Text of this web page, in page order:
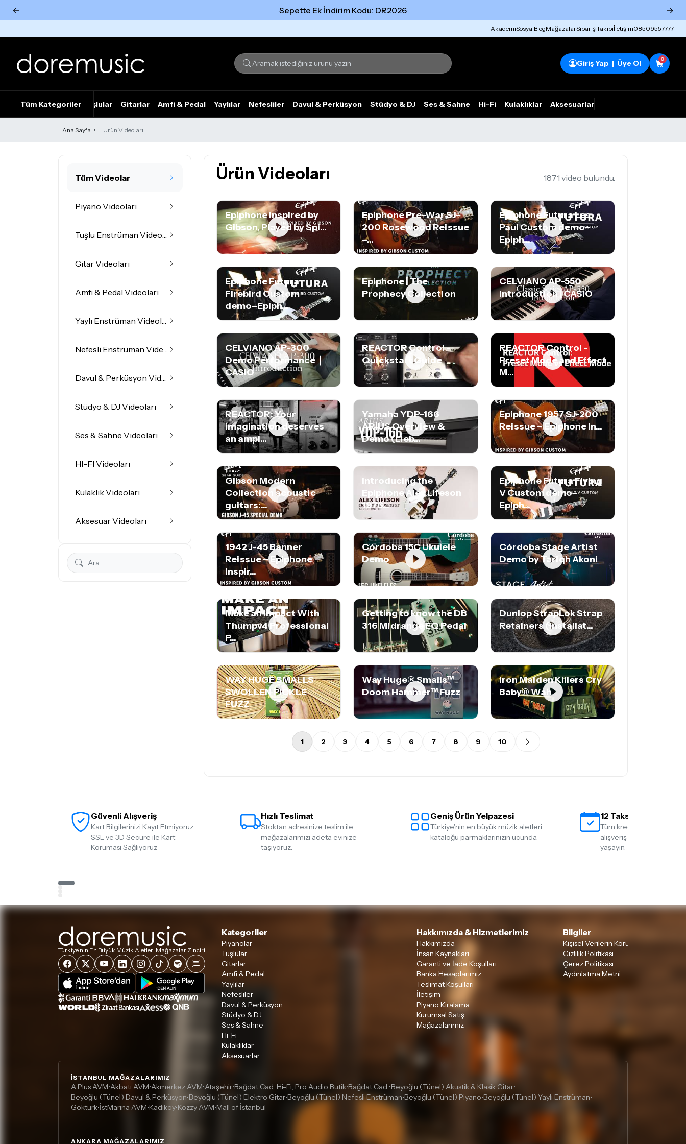
← Sepette Ek İndirim Kodu: DR2026 →
AkademiSosyalBlogMağazalarSipariş Takibiİletişim08509557777
Giriş Yap | Üye Ol 0
Tüm Kategoriler
Piyanolar Tuşlular Gitarlar Amfi & Pedal Yaylılar Nefesliler Davul & Perküsyon Stüdyo & DJ Ses & Sahne Hi-Fi Kulaklıklar Aksesuarlar
Ana Sayfa Ürün Videoları
Tüm Videolar
Piyano Videoları
Tuşlu Enstrüman Videoları
Gitar Videoları
Amfi & Pedal Videoları
Yaylı Enstrüman Videoları
Nefesli Enstrüman Videoları
Davul & Perküsyon Videoları
Stüdyo & DJ Videoları
Ses & Sahne Videoları
HI-FI Videoları
Kulaklık Videoları
Aksesuar Videoları
Ürün Videoları 1871 video bulundu.
Epiphone Inspired by
Gibson, Played by Spi...
Epiphone Pre-War SJ-
200 Rosewood Reissue
–...
Epiphone Futura Les
Paul Custom demo–
Epiph...
Epiphone Futura
Firebird Custom
demo–Epiph...
Epiphone | The
Prophecy Collection
CELVIANO AP-550
Introduction | CASIO
CELVIANO AP-300
Demo Performance｜
CASIO
REACTOR Control -
Quickstart Guide
REACTOR Control -
Preset Mode and Effect
M...
REACTOR: Your
imagination deserves
an ampl...
Yamaha YDP-166
ARIUS Overview &
Demo (Lieb...
Epiphone 1957 SJ-200
Reissue – Epiphone In...
Gibson Modern
Collection acoustic
guitars:...
Introducing the
Epiphone Alex Lifeson
1976...
Epiphone Futura Flying
V Custom demo–
Epiph...
1942 J-45 Banner
Reissue – Epiphone
Inspir...
Córdoba 15C Ukulele
Demo
Córdoba Stage Artist
Demo by Tariqh Akoni
Make an Impact With
Thumpv4 Professional
P...
Getting to know the DB
316 Midrange EQ Pedal
Dunlop StrapLok Strap
Retainers (Installat...
WAY HUGE SMALLS
SWOLLEN PICKLE
FUZZ
Way Huge® Smalls™
Doom Hammer™ Fuzz
Iron Maiden Killers Cry
Baby® Wah
1 2 3 4 5 6 7 8 9 10
Güvenli Alışveriş
Kart Bilgilerinizi Kayıt Etmiyoruz,
SSL ve 3D Secure ile Kart
Koruması Sağlıyoruz
Hızlı Teslimat
Stoktan adresinize teslim ile
mağazalarımızı adeta evinize
taşıyoruz.
Geniş Ürün Yelpazesi
Türkiye'nin en büyük müzik aletleri
kataloğu parmaklarınızın ucunda.
12 Taksit İmkanı
Tüm kredi kartlarına 12
alışveriş yapmanın
yaşayın.
Türkiye'nin En Büyük Müzik Aletleri Mağazalar Zinciri
Kategoriler
Piyanolar
Tuşlular
Gitarlar
Amfi & Pedal
Yaylılar
Nefesliler
Davul & Perküsyon
Stüdyo & DJ
Ses & Sahne
Hi-Fi
Kulaklıklar
Aksesuarlar
Hakkımızda & Hizmetlerimiz
Hakkımızda
İnsan Kaynakları
Garanti ve İade Koşulları
Banka Hesaplarımız
Teslimat Koşulları
İletişim
Piyano Kiralama
Kurumsal Satış
Mağazalarımız
Bilgiler
Kişisel Verilerin Korunması
Gizlilik Politikası
Çerez Politikası
Aydınlatma Metni
İSTANBUL MAĞAZALARIMIZ
A Plus AVM•Akbatı AVM•Akmerkez AVM•Ataşehir•Bağdat Cad. Hi-Fi, Pro Audio Butik•Bağdat Cad.•Beyoğlu (Tünel) Akustik & Klasik Gitar•
Beyoğlu (Tünel) Davul & Perküsyon•Beyoğlu (Tünel) Elektro Gitar•Beyoğlu (Tünel) Nefesli Enstrüman•Beyoğlu (Tünel) Piyano•Beyoğlu (Tünel) Yaylı Enstrüman•
Göktürk•İstMarina AVM•Kadıköy•Kozzy AVM•Mall of İstanbul
ANKARA MAĞAZALARIMIZ
Tümünü Gör Tümünü gör